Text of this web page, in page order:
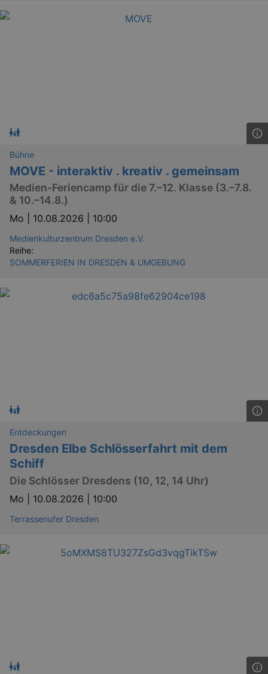
Bühne
MOVE - interaktiv . kreativ . gemeinsam
Medien-Feriencamp für die 7.–12. Klasse (3.–7.8.
& 10.–14.8.)
Mo | 10.08.2026 | 10:00
Medienkulturzentrum Dresden e.V.
Reihe:
SOMMERFERIEN IN DRESDEN & UMGEBUNG
Entdeckungen
Dresden Elbe Schlösserfahrt mit dem
Schiff
Die Schlösser Dresdens (10, 12, 14 Uhr)
Mo | 10.08.2026 | 10:00
Terrassenufer Dresden